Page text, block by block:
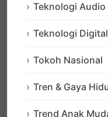
Teknologi Audio
Teknologi Digital
Tokoh Nasional
Tren & Gaya
Trend Anak